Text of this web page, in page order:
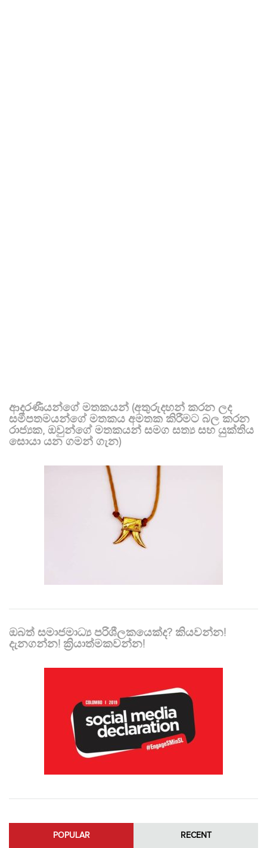
ආදරණීයන්ගේ මතකයන් (අතුරුදහන් කරන ලද
සමීපතමයන්ගේ මතකය අමතක කිරීමට බල කරන
රාජ්‍යක, ඔවුන්ගේ මතකයන් සමග සත්‍ය සහ යුක්තිය
සොයා යන ගමන් ගැන)
ඔබත් සමාජමාධ්‍ය පරිශීලකයෙක්ද? කියවන්න!
දැනගන්න! ක්‍රියාත්මකවන්න!
POPULAR RECENT